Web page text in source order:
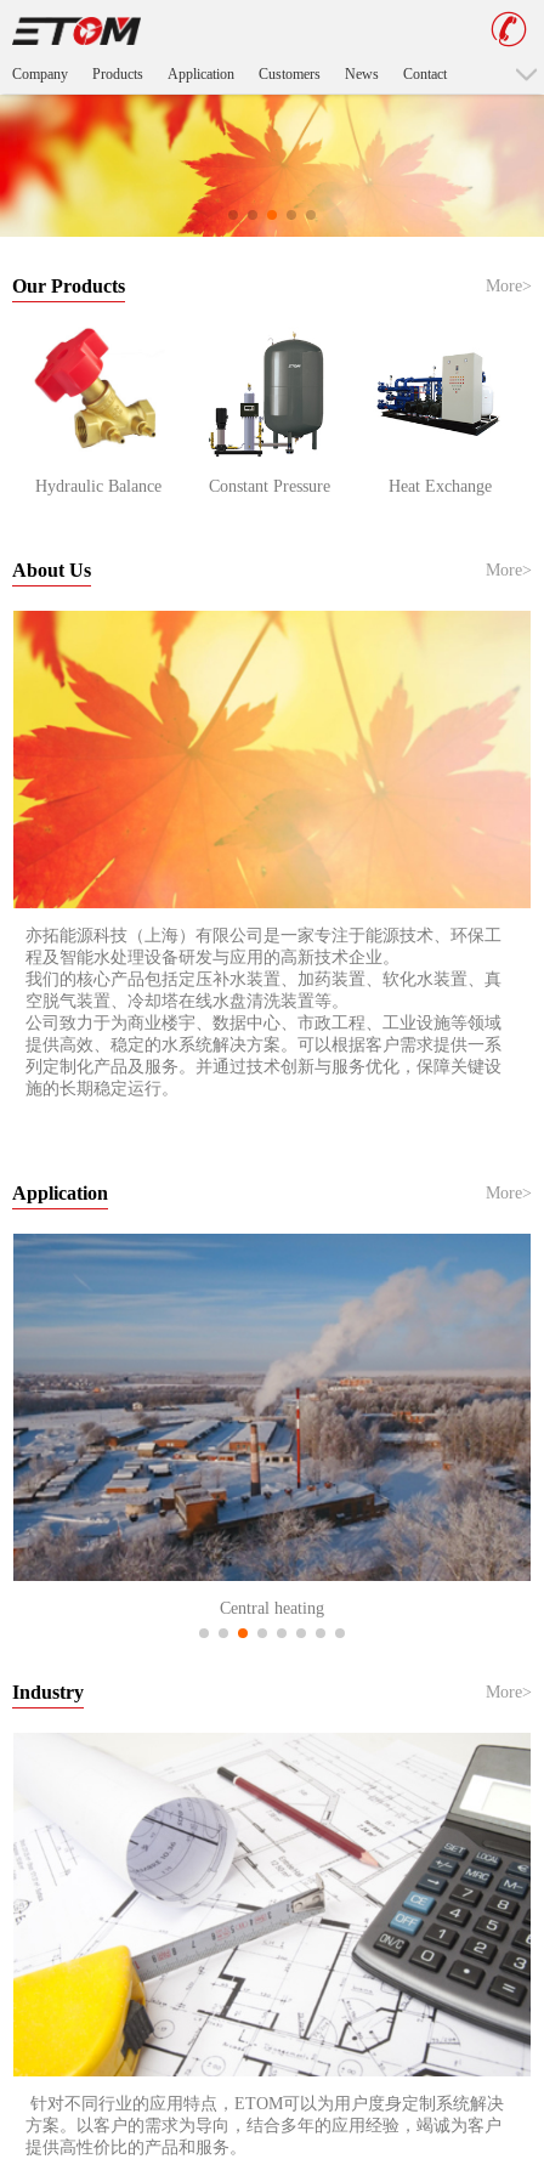
Company Products Application Customers News Contact
Our Products More>
Hydraulic Balance Constant Pressure Heat Exchange
About Us More>
亦拓能源科技（上海）有限公司是一家专注于能源技术、环保工
程及智能水处理设备研发与应用的高新技术企业。
我们的核心产品包括定压补水装置、加药装置、软化水装置、真
空脱气装置、冷却塔在线水盘清洗装置等。
公司致力于为商业楼宇、数据中心、市政工程、工业设施等领域
提供高效、稳定的水系统解决方案。可以根据客户需求提供一系
列定制化产品及服务。并通过技术创新与服务优化，保障关键设
施的长期稳定运行。
Application More>
Central heating
Industry More>
针对不同行业的应用特点，ETOM可以为用户度身定制系统解决
方案。以客户的需求为导向，结合多年的应用经验，竭诚为客户
提供高性价比的产品和服务。